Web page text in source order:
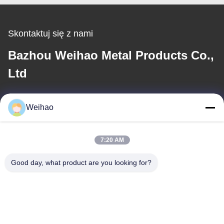
Skontaktuj się z nami
Bazhou Weihao Metal Products Co.,
Ltd
E-mail
408690175@qq.com
Nasz adres
Weihao
7:20 AM
Good day, what product are you looking for?